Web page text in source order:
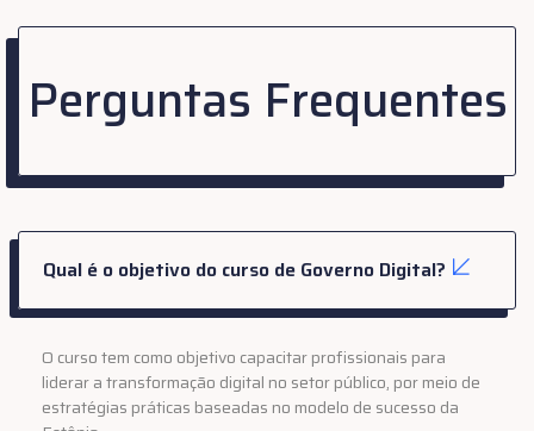
Conte com nossa equipe de atendimento dedicada para
aprendizado tranquila e eficiente.
Perguntas Frequentes
Qual é o objetivo do curso de Governo Digital?
O curso tem como objetivo capacitar profissionais para
liderar a transformação digital no setor público, por meio de
estratégias práticas baseadas no modelo de sucesso da